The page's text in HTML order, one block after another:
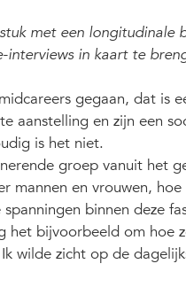
met een longitudinale
in kaart te
gegaan, dat
aanstelling en zijn een
is het niet.
groep vanuit het
mannen en vrouwen,
binnen deze
het bijvoorbeeld om hoe
wilde zicht op de